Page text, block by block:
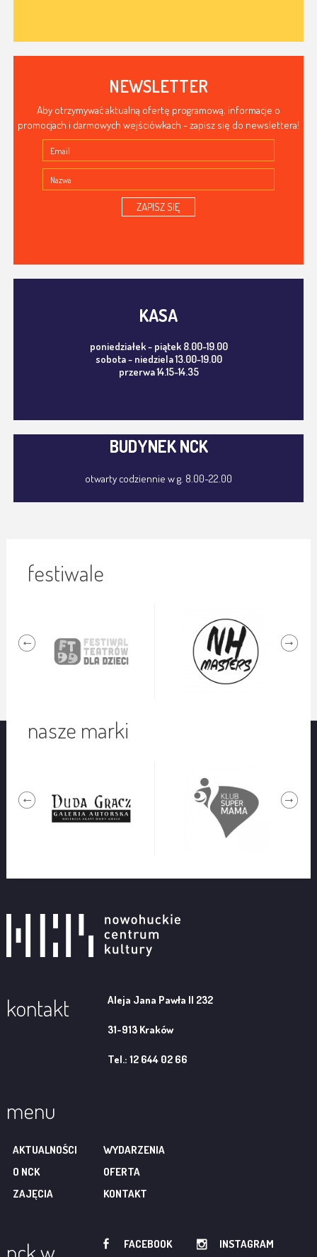
NEWSLETTER
Aby otrzymywać aktualną ofertę programową, informacje o
promocjach i darmowych wejściówkach - zapisz się do newslettera!
ZAPISZ SIĘ
KASA
poniedziałek - piątek 8.00-19.00
sobota - niedziela 13.00-19.00
przerwa 14.15-14.35
BUDYNEK NCK
otwarty codziennie w g. 8.00-22.00
festiwale
nasze marki
kontakt Aleja Jana Pawła II 232
31-913 Kraków
Tel.: 12 644 02 66
menu
AKTUALNOŚCI
WYDARZENIA
O NCK
OFERTA
ZAJĘCIA
KONTAKT
FACEBOOK INSTAGRAM